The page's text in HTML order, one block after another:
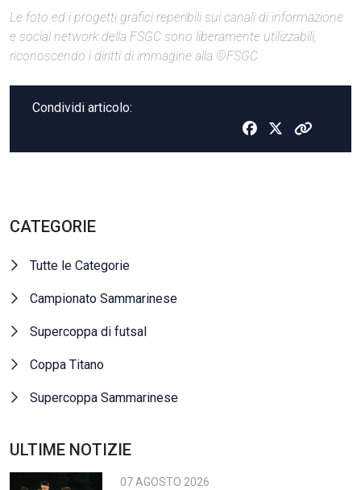
Le foto ed i progetti grafici reperibili sui canali di informazione
e social network della FSGC sono liberamente utilizzabili,
riconoscendo i diritti di immagine alla ©FSGC
Condividi articolo:
CATEGORIE
Tutte le Categorie
Campionato Sammarinese
Supercoppa di futsal
Coppa Titano
Supercoppa Sammarinese
ULTIME NOTIZIE
07 AGOSTO 2026